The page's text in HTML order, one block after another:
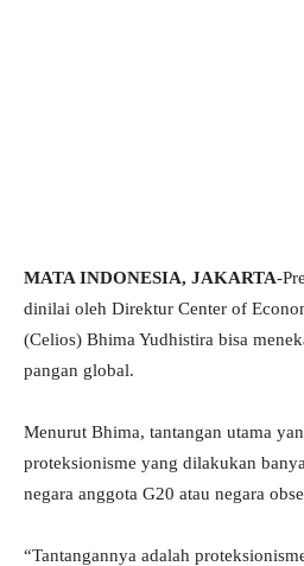
MATA INDONESIA, JAKARTA-
dinilai oleh Direktur Center of
(Celios) Bhima Yudhistira bisa
pangan global.
Menurut Bhima, tantangan utama
proteksionisme yang dilakukan
negara anggota G20 atau negara
“Tantangannya adalah